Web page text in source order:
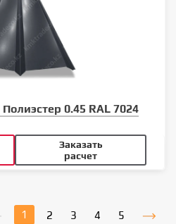
0.45 RAL 7024
Заказать
расчет
1 2 3 4 5